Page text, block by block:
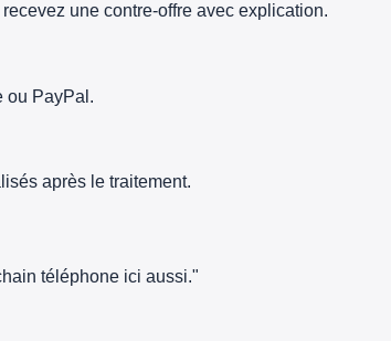
une contre-offre avec explication.
ou PayPal.
après le traitement.
téléphone ici aussi."